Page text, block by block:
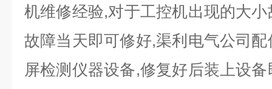
机维修经验,对于工控机出现的大
故障当天即可修好,渠利 电气公司
屏检测仪器设备,修复好后装上设